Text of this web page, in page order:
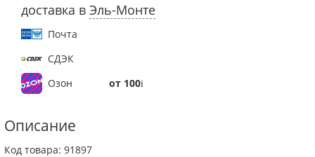
доставка в Эль-Монте
Почта
СДЭК
Озон
от 100
Описание
Код товара: 91897